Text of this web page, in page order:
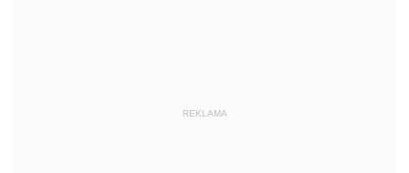
REKLAMA